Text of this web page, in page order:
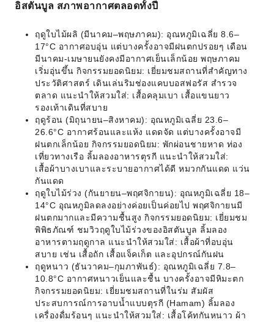
อิสตันบูล สภาพอากาศตลอดทั้งปี
ฤดูใบไม้ผลิ (มีนาคม–พฤษภาคม): อุณหภูมิเฉลี่ย 8.6–
17°C อากาศอบอุ่น แต่บางครั้งอาจมีฝนตกปรอยๆ เดือน
มีนาคม-เมษายนยังคงมีอากาศเย็นเล็กน้อย พฤษภาคม
เริ่มอุ่นขึ้น กิจกรรมยอดนิยม: เยี่ยมชมสถานที่สำคัญทาง
ประวัติศาสตร์ เดินเล่นริมช่องแคบบอสฟอรัส สำรวจ
ตลาด แนะนำให้สวมใส่: เสื้อคลุมเบา เสื้อแขนยาว
รองเท้าเดินที่สบาย
ฤดูร้อน (มิถุนายน–สิงหาคม): อุณหภูมิเฉลี่ย 23.6–
26.6°C อากาศร้อนและแห้ง แดดจัด แต่บางครั้งอาจมี
ฝนตกเล็กน้อย กิจกรรมยอดนิยม: พักผ่อนชายหาด ท่อง
เที่ยวทางเรือ ลิ้มลองอาหารตุรกี แนะนำให้สวมใส่:
เสื้อผ้าบางเบาและระบายอากาศได้ดี หมวกกันแดด แว่น
กันแดด
ฤดูใบไม้ร่วง (กันยายน–พฤศจิกายน): อุณหภูมิเฉลี่ย 18–
14°C อุณหภูมิลดลงอย่างค่อยเป็นค่อยไป พฤศจิกายนมี
ฝนตกมากและมีความชื้นสูง กิจกรรมยอดนิยม: เยี่ยมชม
พิพิธภัณฑ์ ชมวิวฤดูใบไม้ร่วงของอิสตันบูล ลิ้มลอง
อาหารตามฤดูกาล แนะนำให้สวมใส่: เสื้อผ้าที่อบอุ่น
สบาย เช่น เสื้อถัก เสื้อแจ็คเก็ต และอุปกรณ์กันฝน
ฤดูหนาว (ธันวาคม–กุมภาพันธ์): อุณหภูมิเฉลี่ย 7.8–
10.8°C อากาศหนาวเย็นและชื้น บางครั้งอาจมีหิมะตก
กิจกรรมยอดนิยม: เยี่ยมชมสถานที่ในร่ม สัมผัส
ประสบการณ์การอาบน้ำแบบตุรกี (Hamam) ลิ้มลอง
เครื่องดื่มร้อนๆ แนะนำให้สวมใส่: เสื้อโค้ทกันหนาว ผ้า